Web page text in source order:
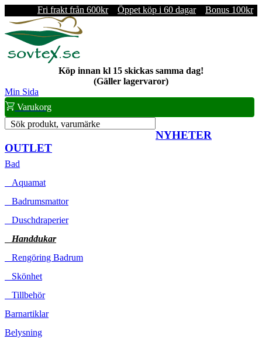
Fri frakt från 600kr Öppet köp i 60 dagar Bonus 100kr
Köp innan kl 15 skickas samma dag!
(Gäller lagervaror)
Min Sida
Varukorg
Sök produkt, varumärke
NYHETER
OUTLET
Bad
Aquamat
Badrumsmattor
Duschdraperier
Handdukar
Rengöring Badrum
Skönhet
Tillbehör
Barnartiklar
Belysning